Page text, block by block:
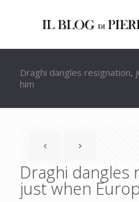
Draghi dangles resignation,
him
Draghi dangles
just when